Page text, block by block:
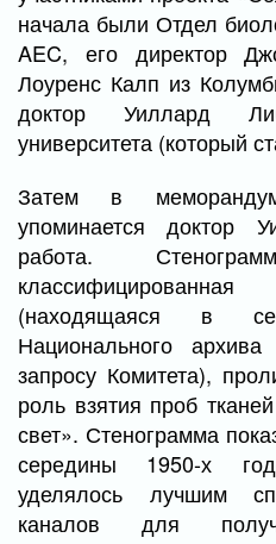
начала были Отдел
AEC, его директор
Лоуренс Калп из
доктор Уиллард
университета (который
Затем в
упоминается доктор
работа.
(находящаяся в
Национального
запросу Комитета),
роль взятия проб
свет». Стенограмма
середины 1950-х
уделялось лучшим
каналов для